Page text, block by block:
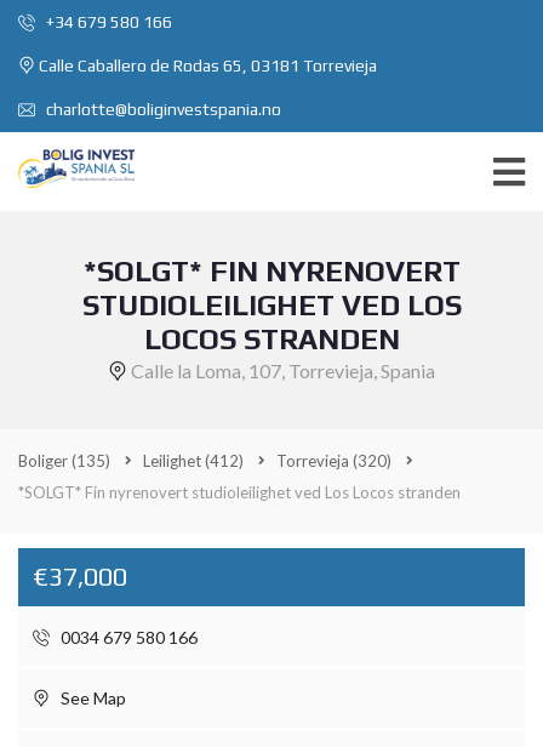
+34 679 580 166
Calle Caballero de Rodas 65, 03181 Torrevieja
charlotte@boliginvestspania.no
*SOLGT* FIN NYRENOVERT
STUDIOLEILIGHET VED LOS
LOCOS STRANDEN
Calle la Loma, 107, Torrevieja, Spania
Boliger(135) Leilighet(412) Torrevieja (320)
*SOLGT* Fin nyrenovert studioleilighet ved Los Locos stranden
€37,000
0034 679 580 166
See Map